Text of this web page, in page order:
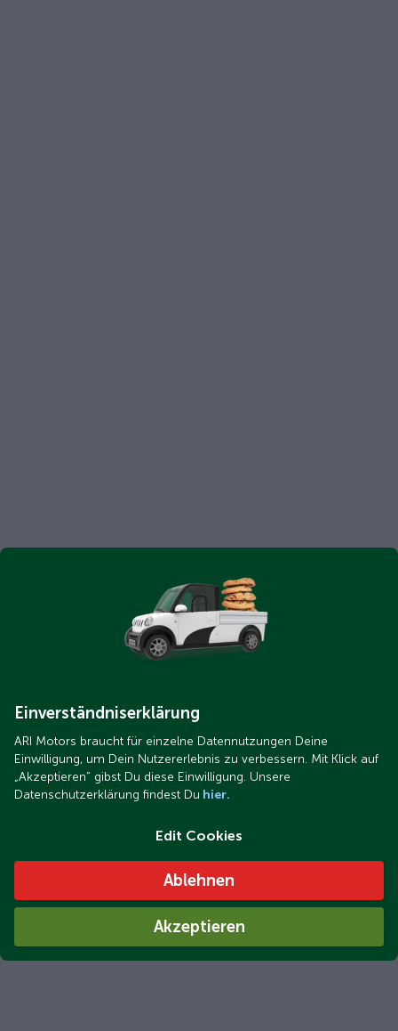
Einverständniserklärung
ARI Motors braucht für einzelne Datennutzungen Deine
Einwilligung, um Dein Nutzererlebnis zu verbessern. Mit Klick auf
„Akzeptieren“ gibst Du diese Einwilligung. Unsere
Datenschutzerklärung findest Du hier.
Edit Cookies
Ablehnen
Akzeptieren